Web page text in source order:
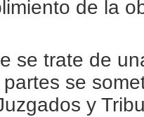
de la
se trate de
se
y